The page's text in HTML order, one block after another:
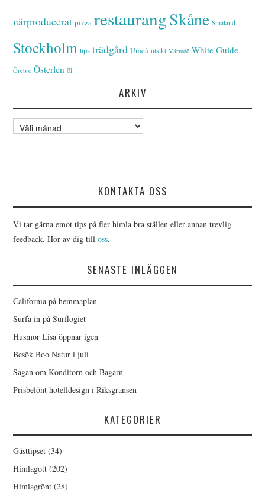
närproducerat pizza restaurangSkåne Småland
Stockholm tips trädgård Umeå utsikt Värmdö White Guide
Örebro Österlen öl
ARKIV
Arkiv
KONTAKTA OSS
Vi tar gärna emot tips på fler himla bra ställen eller annan trevlig
feedback. Hör av dig tilloss.
SENASTE INLÄGGEN
California på hemmaplan
Surfa in på Surflogiet
Husmor Lisa öppnar igen
Besök Boo Natur i juli
Sagan om Konditorn och Bagarn
Prisbelönt hotelldesign i Riksgränsen
KATEGORIER
Gästtipset (34)
Himlagott (202)
Himlagrönt (28)